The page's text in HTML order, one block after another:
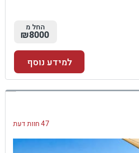
החל מ
₪8000
למידע נוסף
47 חוות דעת